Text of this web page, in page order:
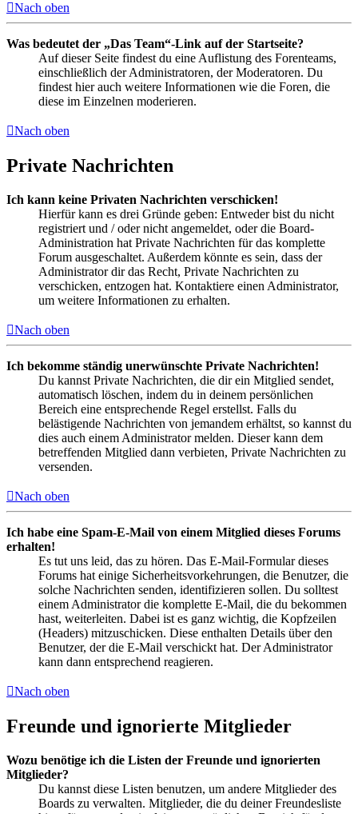
Nach oben
Was bedeutet der „Das Team“-Link auf der Startseite?
Auf dieser Seite findest du eine Auflistung des Forenteams,
einschließlich der Administratoren, der Moderatoren. Du
findest hier auch weitere Informationen wie die Foren, die
diese im Einzelnen moderieren.
Nach oben
Private Nachrichten
Ich kann keine Privaten Nachrichten verschicken!
Hierfür kann es drei Gründe geben: Entweder bist du nicht
registriert und / oder nicht angemeldet, oder die Board-
Administration hat Private Nachrichten für das komplette
Forum ausgeschaltet. Außerdem könnte es sein, dass der
Administrator dir das Recht, Private Nachrichten zu
verschicken, entzogen hat. Kontaktiere einen Administrator,
um weitere Informationen zu erhalten.
Nach oben
Ich bekomme ständig unerwünschte Private Nachrichten!
Du kannst Private Nachrichten, die dir ein Mitglied sendet,
automatisch löschen, indem du in deinem persönlichen
Bereich eine entsprechende Regel erstellst. Falls du
belästigende Nachrichten von jemandem erhältst, so kannst du
dies auch einem Administrator melden. Dieser kann dem
betreffenden Mitglied dann verbieten, Private Nachrichten zu
versenden.
Nach oben
Ich habe eine Spam-E-Mail von einem Mitglied dieses Forums
erhalten!
Es tut uns leid, das zu hören. Das E-Mail-Formular dieses
Forums hat einige Sicherheitsvorkehrungen, die Benutzer, die
solche Nachrichten senden, identifizieren sollen. Du solltest
einem Administrator die komplette E-Mail, die du bekommen
hast, weiterleiten. Dabei ist es ganz wichtig, die Kopfzeilen
(Headers) mitzuschicken. Diese enthalten Details über den
Benutzer, der die E-Mail verschickt hat. Der Administrator
kann dann entsprechend reagieren.
Nach oben
Freunde und ignorierte Mitglieder
Wozu benötige ich die Listen der Freunde und ignorierten
Mitglieder?
Du kannst diese Listen benutzen, um andere Mitglieder des
Boards zu verwalten. Mitglieder, die du deiner Freundesliste